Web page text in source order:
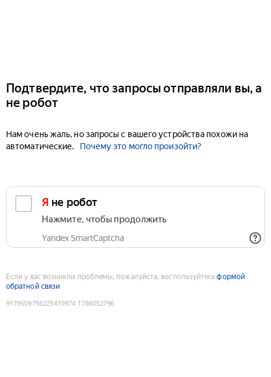
Подтвердите, что запросы отправляли вы, а
не робот
Нам очень жаль, но запросы с вашего устройства похожи на
автоматические.
Почему это могло произойти?
Я не робот
Нажмите, чтобы продолжить
Yandex SmartCaptcha
Если у вас возникли проблемы, пожалуйста, воспользуйтесьформой
обратной связи
9179509756225410974:1786052796